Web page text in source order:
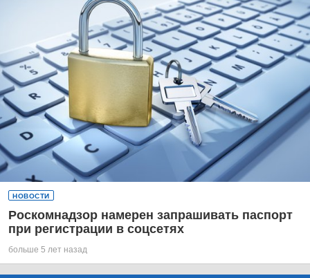
НОВОСТИ
Роскомнадзор намерен запрашивать паспорт
при регистрации в соцсетях
больше 5 лет назад